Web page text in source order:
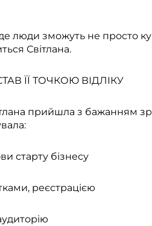
люди зможуть не просто
Світлана.
ЇЇ ТОЧКОЮ ВІДЛІКУ
прийшла з бажанням
старту бізнесу
реєстрацією